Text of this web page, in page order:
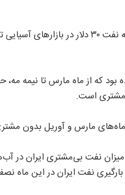
مشتری است.
ماه‌های مارس و آوریل بدون
نفت ایران در این ماه